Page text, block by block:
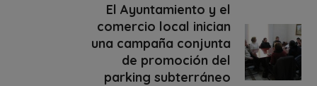
El Ayuntamiento y el
comercio local inician
una campaña conjunta
de promoción del
parking subterráneo